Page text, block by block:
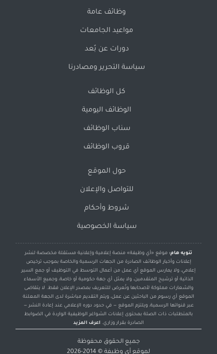
وظائف عامة
مواعيد الجامعات
دورات عن بُعد
سياسة التحرير ومصادرنا
كل الوظائف
الوظائف اليومية
سناب الوظائف
قروب الوظائف
حول الموقع
للتواصل والإعلان
شروط وأحكام
سياسة الخصوصية
تنويه هام: موقع «أي وظيفة» منصة إعلامية وإعلانية مستقلة مخصصة لنشر
إعلانات وأخبار الوظائف الصادرة من الجهات الرسمية والخاصة بموجب ترخيص
إعلامي، ولا يمارس الموقع أي عمل من أعمال التوسط في التوظيف أو جمع السير
الذاتية أو ترشيح المتقدمين، ولا يمثل أي جهة حكومية أو خاصة، وجميع الأسماء
والشعارات مملوكة لأصحابها وتُعرض للتعريف بمصدر الإعلان فقط. لا يتقاضى
الموقع أي رسوم من الباحثين عن عمل، ويتم التقديم مباشرة لدى الجهة المعلنة
عبر قنواتها الرسمية، ويلتزم الموقع — في حدود دوره الإعلامي عند إعادة النشر —
بالمتطلبات ذات الصلة بمحتوى إعلانات الشواغر الوظيفية الواردة في الضوابط
الصادرة بقرار وزاري. اعرف المزيد
جميع الحقوق محفوظة
لموقع أي وظيفة © 2014-2026